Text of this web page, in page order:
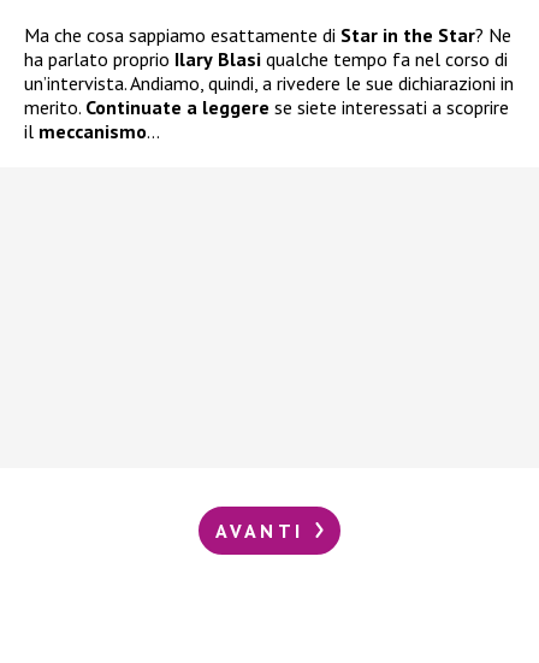
Ma che cosa sappiamo esattamente di Star in the Star? Ne
ha parlato proprio Ilary Blasi qualche tempo fa nel corso di
un’intervista. Andiamo, quindi, a rivedere le sue dichiarazioni in
merito. Continuate a leggere se siete interessati a scoprire
il meccanismo…
AVANTI